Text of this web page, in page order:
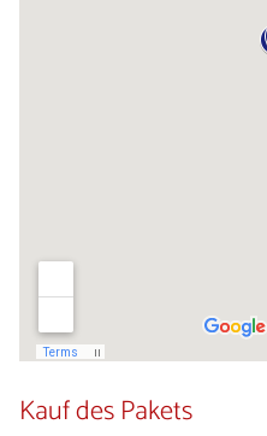
Kauf des Pakets